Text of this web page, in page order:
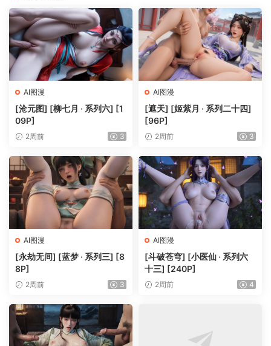
AI图漫
[沧元图] [柳七月 · 系列六] [1
09P]
2周前 3
AI图漫
[遮天] [姬紫月 · 系列二十四]
[96P]
2周前 3
AI图漫
[永劫无间] [蓝梦 · 系列三] [8
8P]
2周前 3
AI图漫
[斗破苍穹] [小医仙 · 系列六
十三] [240P]
2周前 4